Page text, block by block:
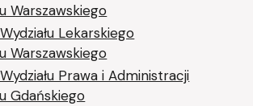
Warszawskiego
Lekarskiego
Warszawskiego
Prawa i Administracji
Gdańskiego